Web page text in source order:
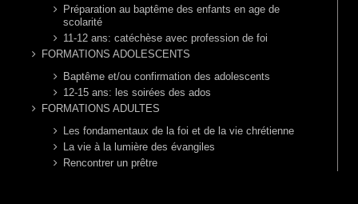
Préparation au baptême des enfants en age de
scolarité
11-12 ans: catéchèse avec profession de foi
FORMATIONS ADOLESCENTS
Baptême et/ou confirmation des adolescents
12-15 ans: les soirées des ados
FORMATIONS ADULTES
Les fondamentaux de la foi et de la vie chrétienne
La vie à la lumière des évangiles
Rencontrer un prêtre